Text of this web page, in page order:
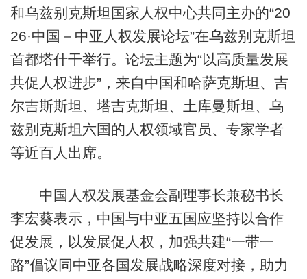
和乌兹别克斯坦国家人权中心共同主办的“20
26·中国－中亚人权发展论坛”在乌兹别克斯坦
首都塔什干举行。论坛主题为“以高质量发展
共促人权进步”，来自中国和哈萨克斯坦、吉
尔吉斯斯坦、塔吉克斯坦、土库曼斯坦、乌
兹别克斯坦六国的人权领域官员、专家学者
等近百人出席。
中国人权发展基金会副理事长兼秘书长
李宏葵表示，中国与中亚五国应坚持以合作
促发展，以发展促人权，加强共建“一带一
路”倡议同中亚各国发展战略深度对接，助力